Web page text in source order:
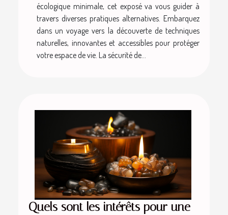
écologique minimale, cet exposé va vous guider à
travers diverses pratiques alternatives. Embarquez
dans un voyage vers la découverte de techniques
naturelles, innovantes et accessibles pour protéger
votre espace de vie. La sécurité de...
Quels sont les intérêts pour une